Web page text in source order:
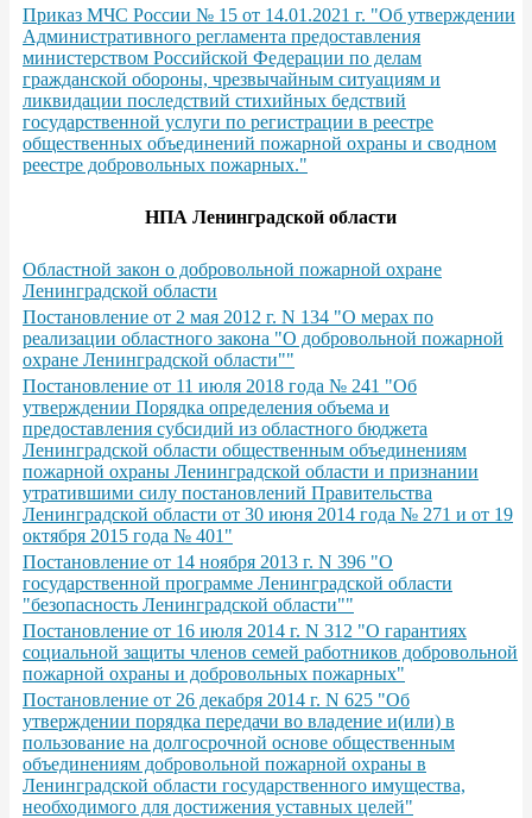
Приказ МЧС России № 15 от 14.01.2021 г. "Об утверждении
Административного регламента предоставления
министерством Российской Федерации по делам
гражданской обороны, чрезвычайным ситуациям и
ликвидации последствий стихийных бедствий
государственной услуги по регистрации в реестре
общественных объединений пожарной охраны и сводном
реестре добровольных пожарных."
НПА Ленинградской области
Областной закон о добровольной пожарной охране
Ленинградской области
Постановление от 2 мая 2012 г. N 134 "О мерах по
реализации областного закона "О добровольной пожарной
охране Ленинградской области""
Постановление от 11 июля 2018 года № 241 "Об
утверждении Порядка определения объема и
предоставления субсидий из областного бюджета
Ленинградской области общественным объединениям
пожарной охраны Ленинградской области и признании
утратившими силу постановлений Правительства
Ленинградской области от 30 июня 2014 года № 271 и от 19
октября 2015 года № 401"
Постановление от 14 ноября 2013 г. N 396 "О
государственной программе Ленинградской области
"безопасность Ленинградской области""
Постановление от 16 июля 2014 г. N 312 "О гарантиях
социальной защиты членов семей работников добровольной
пожарной охраны и добровольных пожарных"
Постановление от 26 декабря 2014 г. N 625 "Об
утверждении порядка передачи во владение и(или) в
пользование на долгосрочной основе общественным
объединениям добровольной пожарной охраны в
Ленинградской области государственного имущества,
необходимого для достижения уставных целей"